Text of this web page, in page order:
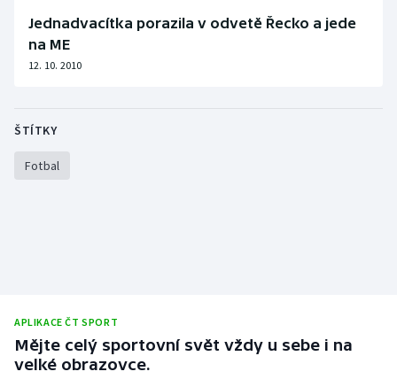
Jednadvacítka porazila v odvetě Řecko a jede
na ME
12. 10. 2010
ŠTÍTKY
Fotbal
APLIKACE ČT SPORT
Mějte celý sportovní svět vždy u sebe i na
velké obrazovce.